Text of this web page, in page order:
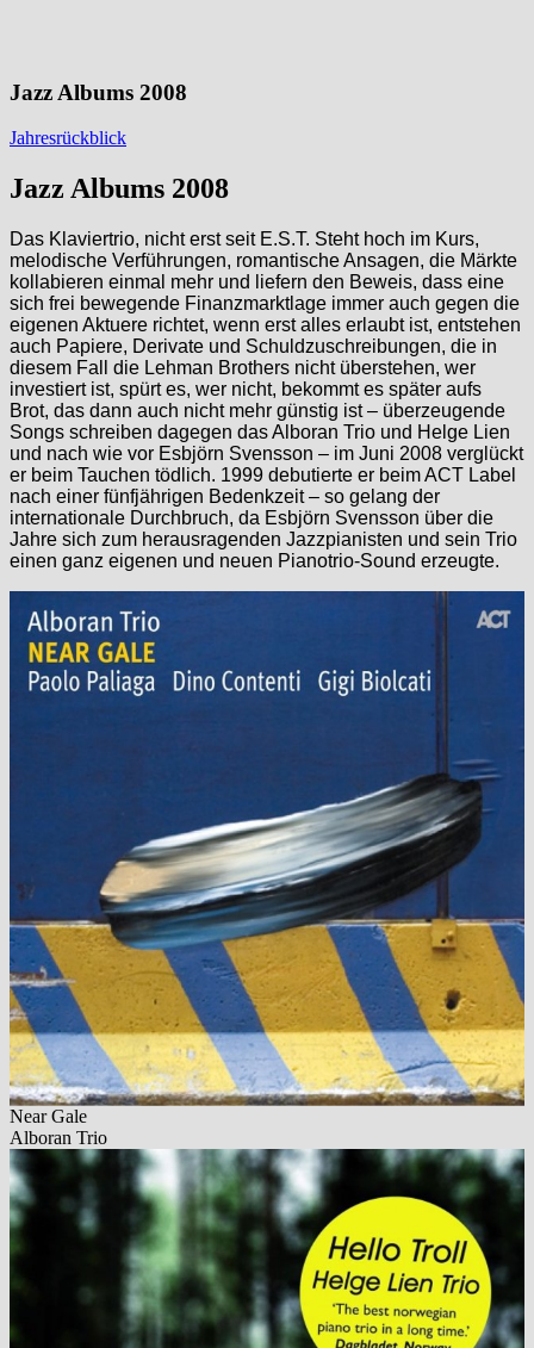
Jazz Albums 2008
Jahresrückblick
Jazz Albums 2008
Das Klaviertrio, nicht erst seit E.S.T. Steht hoch im Kurs,
melodische Verführungen, romantische Ansagen, die Märkte
kollabieren einmal mehr und liefern den Beweis, dass eine
sich frei bewegende Finanzmarktlage immer auch gegen die
eigenen Aktuere richtet, wenn erst alles erlaubt ist, entstehen
auch Papiere, Derivate und Schuldzuschreibungen, die in
diesem Fall die Lehman Brothers nicht überstehen, wer
investiert ist, spürt es, wer nicht, bekommt es später aufs
Brot, das dann auch nicht mehr günstig ist – überzeugende
Songs schreiben dagegen das Alboran Trio und Helge Lien
und nach wie vor Esbjörn Svensson – im Juni 2008 verglückt
er beim Tauchen tödlich. 1999 debutierte er beim ACT Label
nach einer fünfjährigen Bedenkzeit – so gelang der
internationale Durchbruch, da Esbjörn Svensson über die
Jahre sich zum herausragenden Jazzpianisten und sein Trio
einen ganz eigenen und neuen Pianotrio-Sound erzeugte.
Near Gale
Alboran Trio